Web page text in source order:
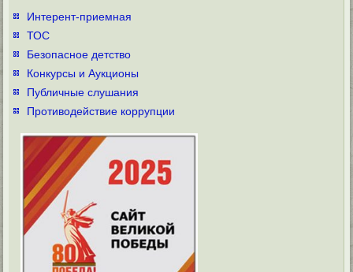
Интерент-приемная
ТОС
Безопасное детство
Конкурсы и Аукционы
Публичные слушания
Противодействие коррупции